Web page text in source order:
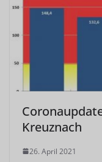
Kreuznach
26. April 2021